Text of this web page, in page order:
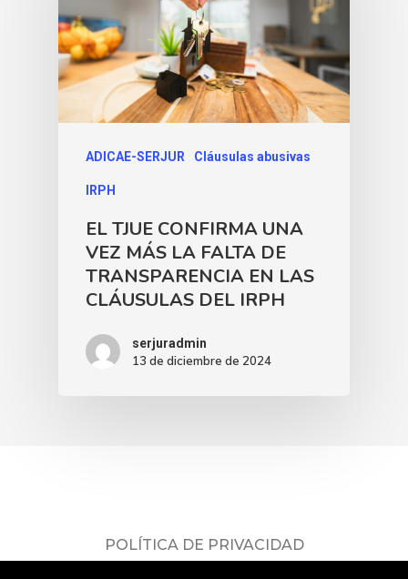
ADICAE-SERJUR Cláusulas abusivas
IRPH
EL TJUE CONFIRMA UNA
VEZ MÁS LA FALTA DE
TRANSPARENCIA EN LAS
CLÁUSULAS DEL IRPH
serjuradmin
13 de diciembre de 2024
POLÍTICA DE PRIVACIDAD